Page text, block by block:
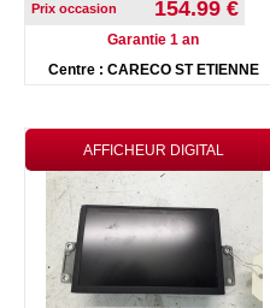
Prix occasion 154.99 €
Garantie 1 an
Centre : CARECO ST ETIENNE
AFFICHEUR DIGITAL